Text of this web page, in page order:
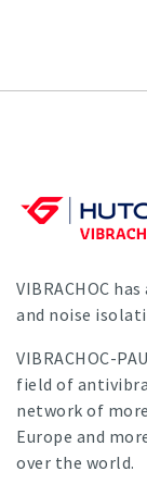
VIBRACHOC
and noise
VIBRACHOC-
field of
network of
Europe and
over the world.